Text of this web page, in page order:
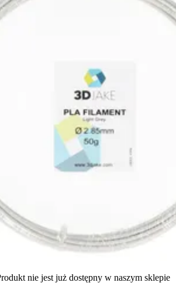
nie jest już dostępny w naszym sklepie